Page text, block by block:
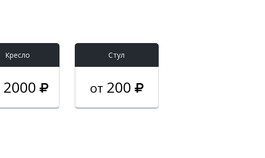
Кресло
2000
Стул
от 200